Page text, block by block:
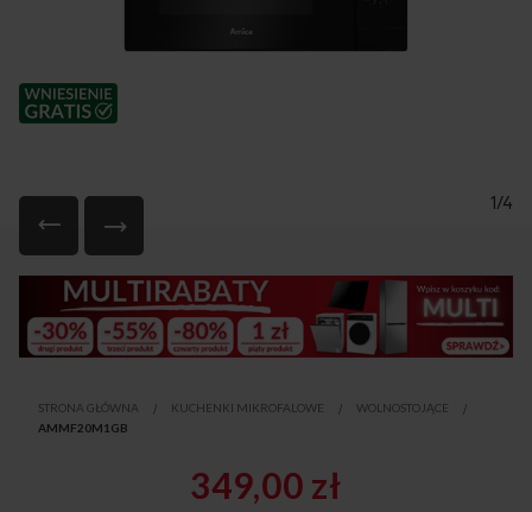
1/4
początek
galerii
STRONA GŁÓWNA KUCHENKI MIKROFALOWE
WOLNOSTOJĄCE
AMMF20M1GB
349,00 zł